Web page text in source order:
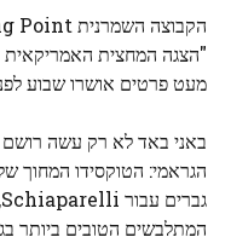
"הצגה המחצית
מעט פרטים אושרו שבוע
באני באד לא רק עשה רושם
הגראמי: הטוקסידו המחוך
גברים עבור Schiaparelli, זיכה אותו במקום
המתלבשים הטובים ביותר